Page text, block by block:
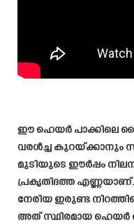
ഈ ഹെയർ പാക്കിലെ
വരൾച്ച കുറയ്ക്കാനും
മുടിയുടെ ഈർപ്പം
പ്രകൃതിദത്ത എണ്ണയാണ്.
നേരിയ ഇരുണ്ട
അത് സ്ഥിരമായ ഹെയർ